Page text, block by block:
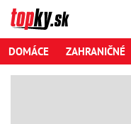
DOMÁCE ZAHRANIČNÉ